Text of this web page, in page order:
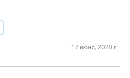
17 июня, 2020 г.